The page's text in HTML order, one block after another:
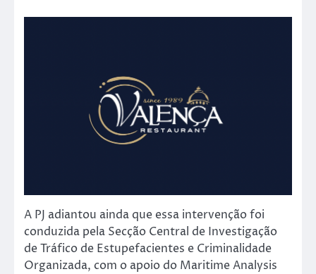
A PJ adiantou ainda que essa intervenção foi
conduzida pela Secção Central de Investigação
de Tráfico de Estupefacientes e Criminalidade
Organizada, com o apoio do Maritime Analysis